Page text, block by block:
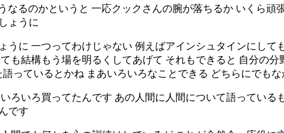
なるのかというと 一応クックさんの腕が落ちるか いくら
ょうに
うに 一つってわけじゃない 例えばアインシュタインにし
も結構もう場を明るくしてあげて それもできると 自分の
っているとかね まあいろいろなことできる どちらにでも
ろいろ買ってたんです あの人間に人間について語ってい
です